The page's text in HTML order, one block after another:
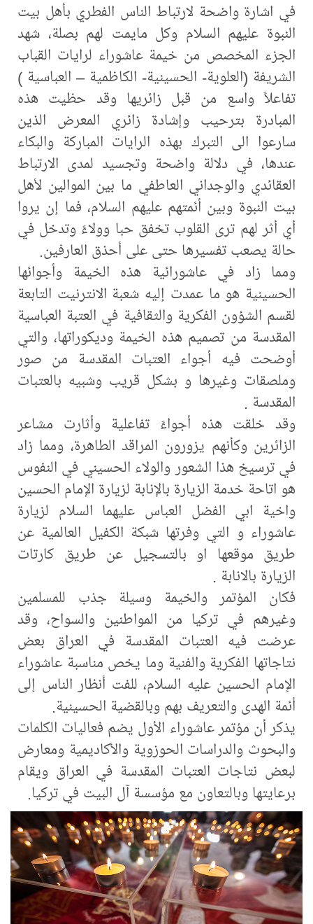
في اشارة واضحة لارتباط الناس الفطري بأهل بيت
النبوة عليهم السلام وكل مايمت لهم بصلة، شهد
الجزء المخصص من خيمة عاشوراء لرايات القباب
الشريفة (العلوية- الحسينية- الكاظمية – العباسية )
تفاعلاً واسع من قبل زائريها وقد حظيت هذه
المبادرة بترحيب وإشادة زائري المعرض الذين
سارعوا الى التبرك بهذه الرايات المباركة والبكاء
عندها، في دلالة واضحة وتجسيد لمدى الارتباط
العقائدي والوجداني العاطفي ما بين الموالين لأهل
بيت النبوة وبين أئمتهم عليهم السلام، فما إن يروا
أي أثر لهم ترى القلوب تخفق حبا وولاءً وتدخل في
حالة يصعب تفسيرها حتى على أحذق العارفين.
ومما زاد في عاشورائية هذه الخيمة وأجوائها
الحسينية هو ما عمدت إليه شعبة الانترنيت التابعة
لقسم الشؤون الفكرية والثقافية في العتبة العباسية
المقدسة من تصميم هذه الخيمة وديكوراتها، والتي
أوضحت فيه أجواء العتبات المقدسة من صور
وملصقات وغيرها و بشكل قريب وشبيه بالعتبات
المقدسة .
وقد خلقت هذه أجواءً تفاعلية وأثارت مشاعر
الزائرين وكأنهم يزورون المراقد الطاهرة، ومما زاد
في ترسيخ هذا الشعور والولاء الحسيني في النفوس
هو اتاحة خدمة الزيارة بالإنابة لزيارة الإمام الحسين
واخية ابي الفضل العباس عليهما السلام لزيارة
عاشوراء و التي وفرتها شبكة الكفيل العالمية عن
طريق موقعها او بالتسجيل عن طريق كارتات
الزيارة بالانابة .
فكان المؤتمر والخيمة وسيلة جذب للمسلمين
وغيرهم في تركيا من المواطنين والسواح، وقد
عرضت فيه العتبات المقدسة في العراق بعض
نتاجاتها الفكرية والفنية وما يخص مناسبة عاشوراء
الإمام الحسين عليه السلام، للفت أنظار الناس إلى
أئمة الهدى والتعريف بهم وبالقضية الحسينية.
يذكر أن مؤتمر عاشوراء الأول يضم فعاليات الكلمات
والبحوث والدراسات الحوزوية والأكاديمية ومعارض
لبعض نتاجات العتبات المقدسة في العراق ويقام
برعايتها وبالتعاون مع مؤسسة آل البيت في تركيا.